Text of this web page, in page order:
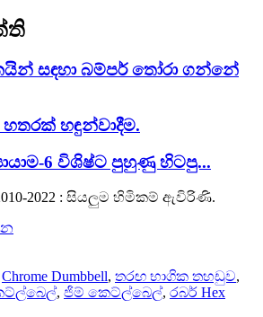
සඳහා බම්පර් තෝරා ගන්නේ
හඳුන්වාදීම.
6 විශිෂ්ට පුහුණු හිටපු...
2022 : සියලුම හිමිකම් ඇවිරිණි.
Chrome Dumbbell, තරඟ භාගික තහඩුව,
, ජිම් කෙට්ල්බෙල්, රබර් Hex